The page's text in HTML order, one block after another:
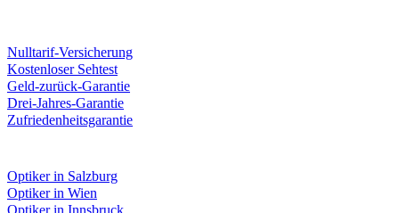
Nulltarif-Versicherung
Kostenloser Sehtest
Geld-zurück-Garantie
Drei-Jahres-Garantie
Zufriedenheitsgarantie
Optiker in Salzburg
Optiker in Wien